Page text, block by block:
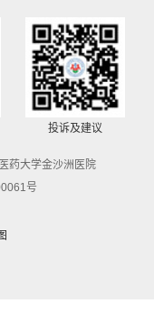
投诉及建议
药大学金沙洲医院
号